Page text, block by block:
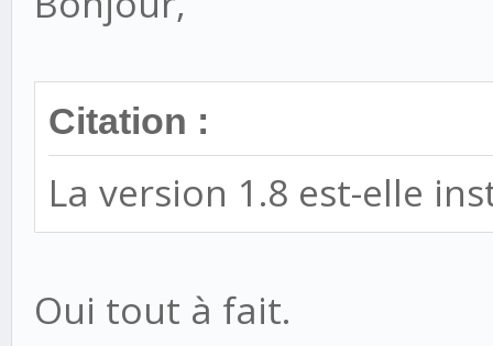
Citation :
La version 1.8 est-elle
Oui tout à fait.